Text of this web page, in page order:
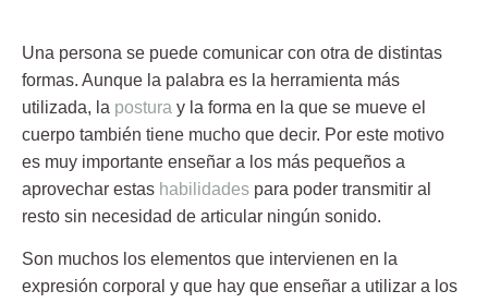
Una persona se puede comunicar con otra de distintas
formas. Aunque la palabra es la herramienta más
utilizada, la postura y la forma en la que se mueve el
cuerpo también tiene mucho que decir. Por este motivo
es muy importante enseñar a los más pequeños a
aprovechar estas habilidades para poder transmitir al
resto sin necesidad de articular ningún sonido.
Son muchos los elementos que intervienen en la
expresión corporal y que hay que enseñar a utilizar a los